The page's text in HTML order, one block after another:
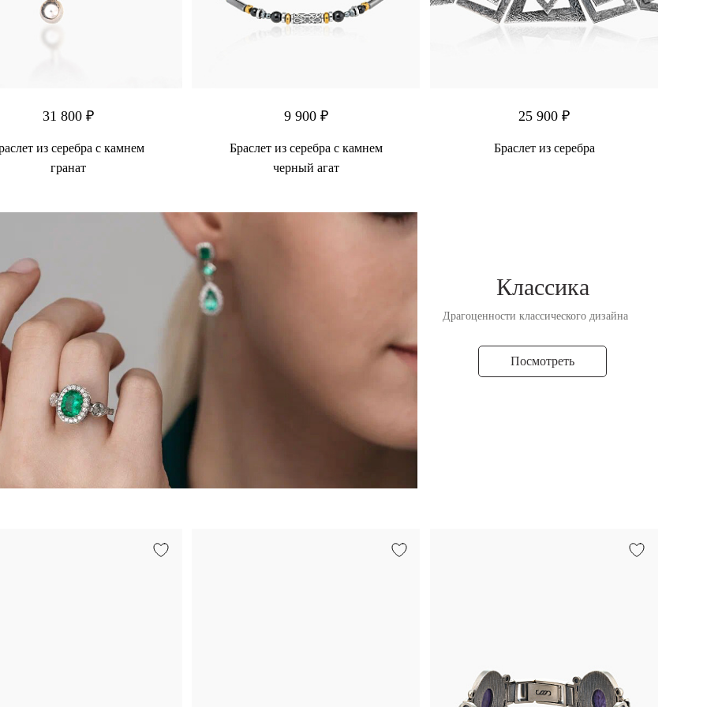
31 800 ₽
из серебра с камнем
гранат
9 900 ₽
Браслет из серебра с камнем
черный агат
25 900 ₽
Браслет из серебра
Классика
Драгоценности классического дизайна
Посмотреть